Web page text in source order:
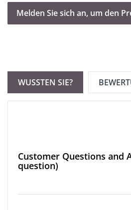
Melden Sie sich an, um den
WUSSTEN SIE?
Customer Questions and
question)